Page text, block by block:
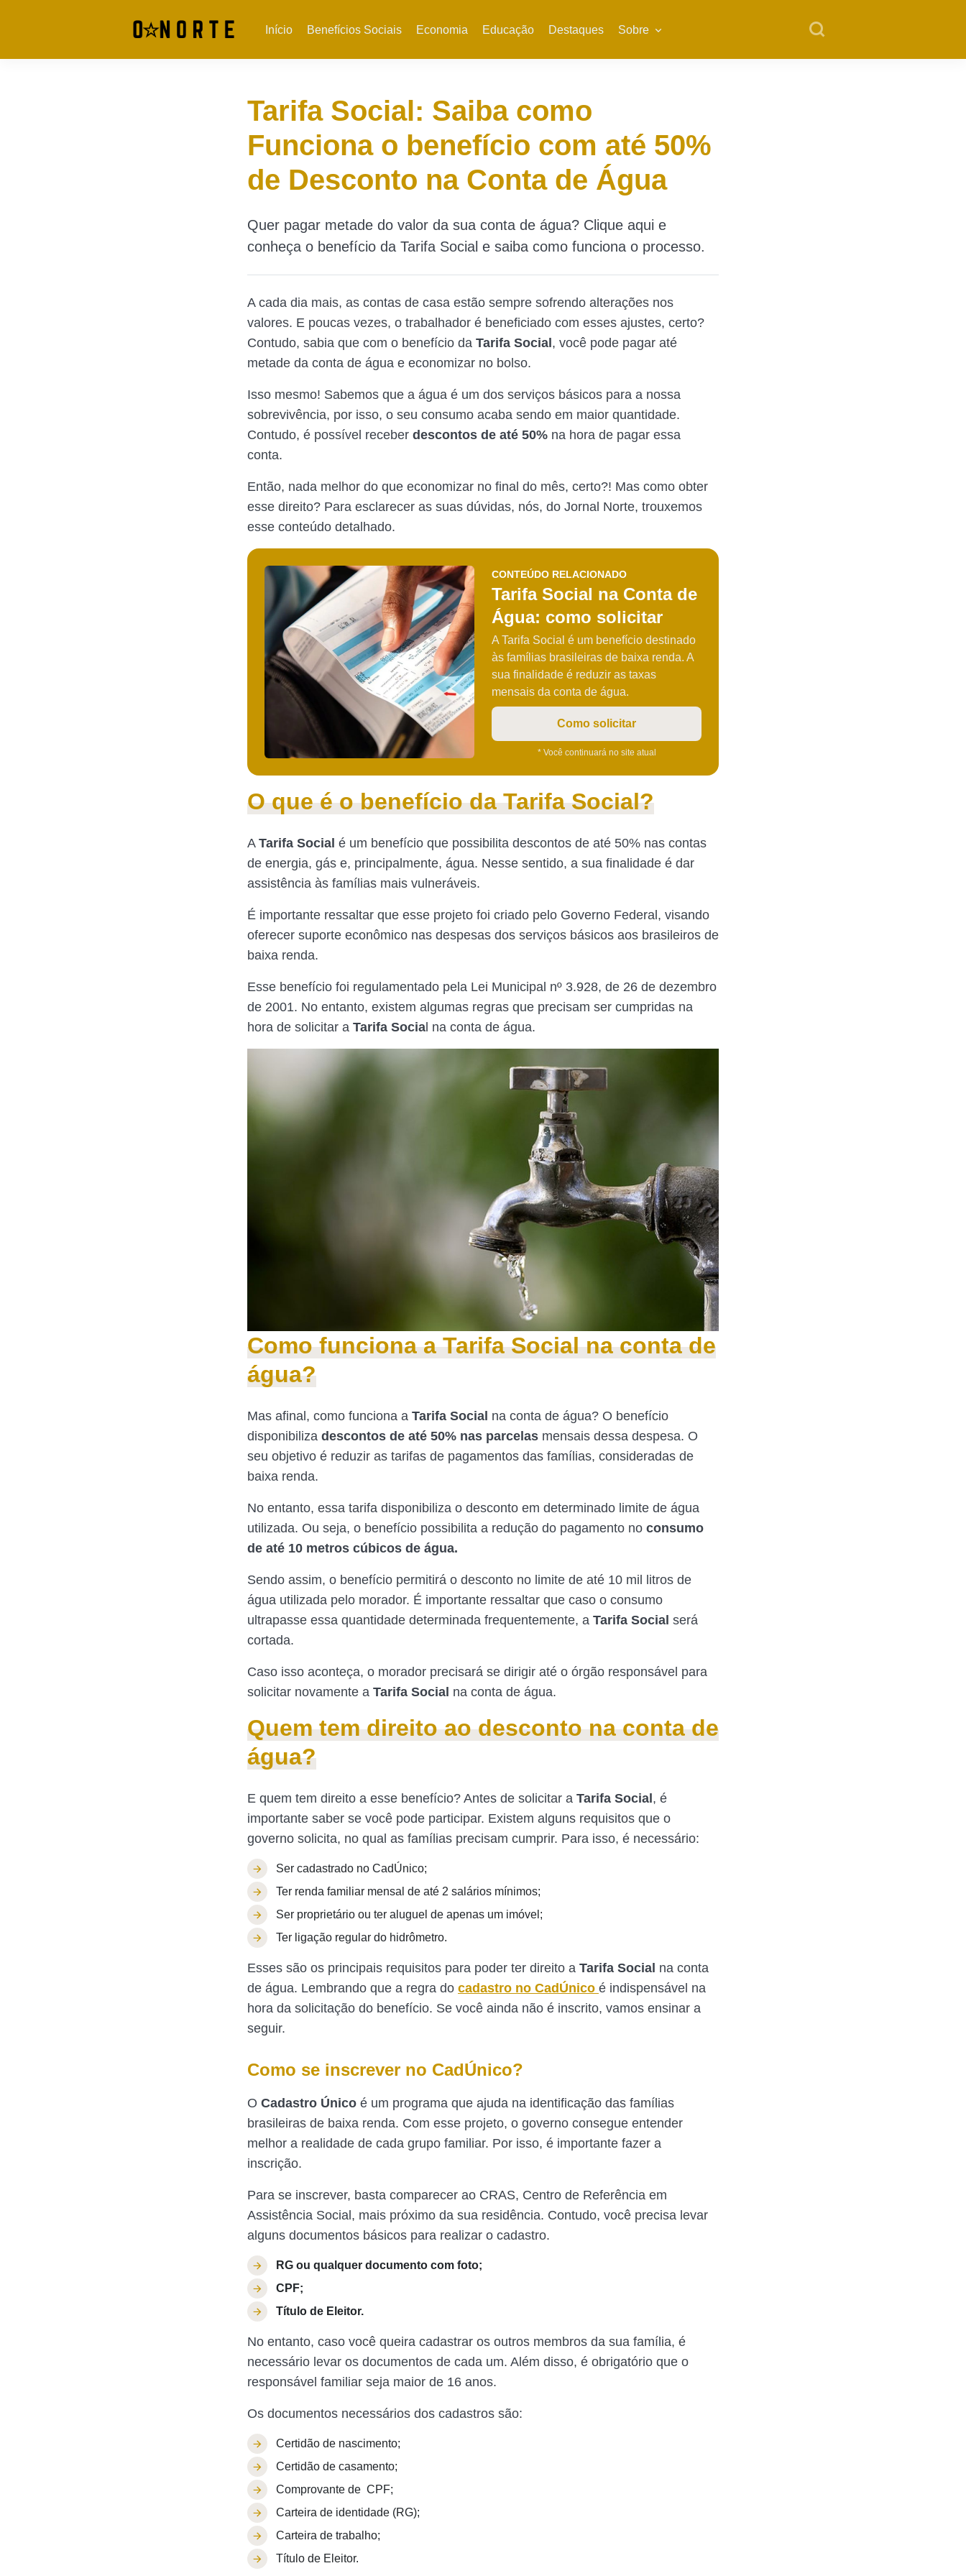
Início Benefícios Sociais Economia Educação Destaques Sobre
Tarifa Social: Saiba como
Funciona o benefício com até 50%
de Desconto na Conta de Água
Quer pagar metade do valor da sua conta de água? Clique aqui e
conheça o benefício da Tarifa Social e saiba como funciona o processo.
A cada dia mais, as contas de casa estão sempre sofrendo alterações nos
valores. E poucas vezes, o trabalhador é beneficiado com esses ajustes, certo?
Contudo, sabia que com o benefício da Tarifa Social , você pode pagar até
metade da conta de água e economizar no bolso.
Isso mesmo! Sabemos que a água é um dos serviços básicos para a nossa
sobrevivência, por isso, o seu consumo acaba sendo em maior quantidade.
Contudo, é possível receber descontos de até 50% na hora de pagar essa
conta.
Então, nada melhor do que economizar no final do mês, certo?! Mas como obter
esse direito? Para esclarecer as suas dúvidas, nós, do Jornal Norte, trouxemos
esse conteúdo detalhado.
CONTEÚDO RELACIONADO
Tarifa Social na Conta de
Água: como solicitar
A Tarifa Social é um benefício destinado
às famílias brasileiras de baixa renda. A
sua finalidade é reduzir as taxas
mensais da conta de água.
Como solicitar
* Você continuará no site atual
O que é o benefício da Tarifa Social?
A Tarifa Social é um benefício que possibilita descontos de até 50% nas contas
de energia, gás e, principalmente, água. Nesse sentido, a sua finalidade é dar
assistência às famílias mais vulneráveis.
É importante ressaltar que esse projeto foi criado pelo Governo Federal, visando
oferecer suporte econômico nas despesas dos serviços básicos aos brasileiros de
baixa renda.
Esse benefício foi regulamentado pela Lei Municipal nº 3.928, de 26 de dezembro
de 2001. No entanto, existem algumas regras que precisam ser cumpridas na
hora de solicitar a Tarifa Socia l na conta de água.
Como funciona a Tarifa Social na conta de
água?
Mas afinal, como funciona a Tarifa Social na conta de água? O benefício
disponibiliza descontos de até 50% nas parcelas mensais dessa despesa. O
seu objetivo é reduzir as tarifas de pagamentos das famílias, consideradas de
baixa renda.
No entanto, essa tarifa disponibiliza o desconto em determinado limite de água
utilizada. Ou seja, o benefício possibilita a redução do pagamento no consumo
de até 10 metros cúbicos de água.
Sendo assim, o benefício permitirá o desconto no limite de até 10 mil litros de
água utilizada pelo morador. É importante ressaltar que caso o consumo
ultrapasse essa quantidade determinada frequentemente, a Tarifa Social será
cortada.
Caso isso aconteça, o morador precisará se dirigir até o órgão responsável para
solicitar novamente a Tarifa Social na conta de água.
Quem tem direito ao desconto na conta de
água?
E quem tem direito a esse benefício? Antes de solicitar a Tarifa Social , é
importante saber se você pode participar. Existem alguns requisitos que o
governo solicita, no qual as famílias precisam cumprir. Para isso, é necessário:
Ser cadastrado no CadÚnico;
Ter renda familiar mensal de até 2 salários mínimos;
Ser proprietário ou ter aluguel de apenas um imóvel;
Ter ligação regular do hidrômetro.
Esses são os principais requisitos para poder ter direito a Tarifa Social na conta
de água. Lembrando que a regra do cadastro no CadÚnico é indispensável na
hora da solicitação do benefício. Se você ainda não é inscrito, vamos ensinar a
seguir.
Como se inscrever no CadÚnico?
O Cadastro Único é um programa que ajuda na identificação das famílias
brasileiras de baixa renda. Com esse projeto, o governo consegue entender
melhor a realidade de cada grupo familiar. Por isso, é importante fazer a
inscrição.
Para se inscrever, basta comparecer ao CRAS, Centro de Referência em
Assistência Social, mais próximo da sua residência. Contudo, você precisa levar
alguns documentos básicos para realizar o cadastro.
RG ou qualquer documento com foto;
CPF;
Título de Eleitor.
No entanto, caso você queira cadastrar os outros membros da sua família, é
necessário levar os documentos de cada um. Além disso, é obrigatório que o
responsável familiar seja maior de 16 anos.
Os documentos necessários dos cadastros são:
Certidão de nascimento;
Certidão de casamento;
Comprovante de CPF;
Carteira de identidade (RG);
Carteira de trabalho;
Título de Eleitor.